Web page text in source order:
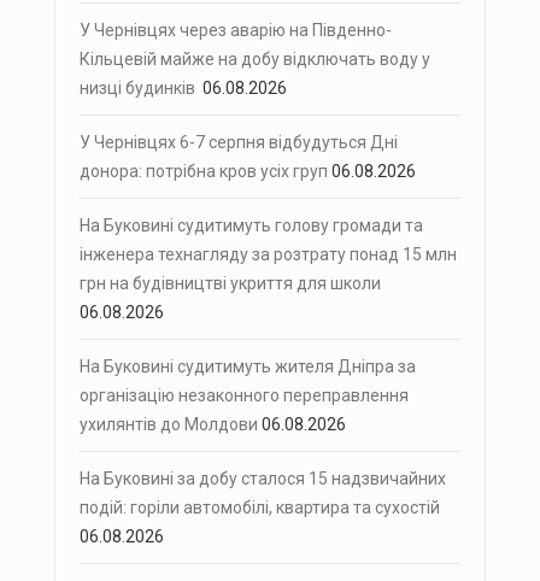
У Чернівцях через аварію на Південно-
Кільцевій майже на добу відключать воду у
низці будинків 06.08.2026
У Чернівцях 6-7 серпня відбудуться Дні
донора: потрібна кров усіх груп 06.08.2026
На Буковині судитимуть голову громади та
інженера технагляду за розтрату понад 15 млн
грн на будівництві укриття для школи
06.08.2026
На Буковині судитимуть жителя Дніпра за
організацію незаконного переправлення
ухилянтів до Молдови 06.08.2026
На Буковині за добу сталося 15 надзвичайних
подій: горіли автомобілі, квартира та сухостій
06.08.2026